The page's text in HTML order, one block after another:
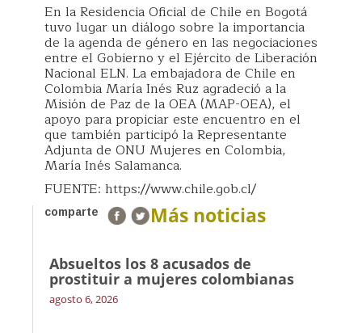
En la Residencia Oficial de Chile en Bogotá
tuvo lugar un diálogo sobre la importancia
de la agenda de género en las negociaciones
entre el Gobierno y el Ejército de Liberación
Nacional ELN. La embajadora de Chile en
Colombia María Inés Ruz agradeció a la
Misión de Paz de la OEA (MAP-OEA), el
apoyo para propiciar este encuentro en el
que también participó la Representante
Adjunta de ONU Mujeres en Colombia,
María Inés Salamanca.
FUENTE: https://www.chile.gob.cl/
comparte Más noticias
Absueltos los 8 acusados de
prostituir a mujeres colombianas
agosto 6, 2026